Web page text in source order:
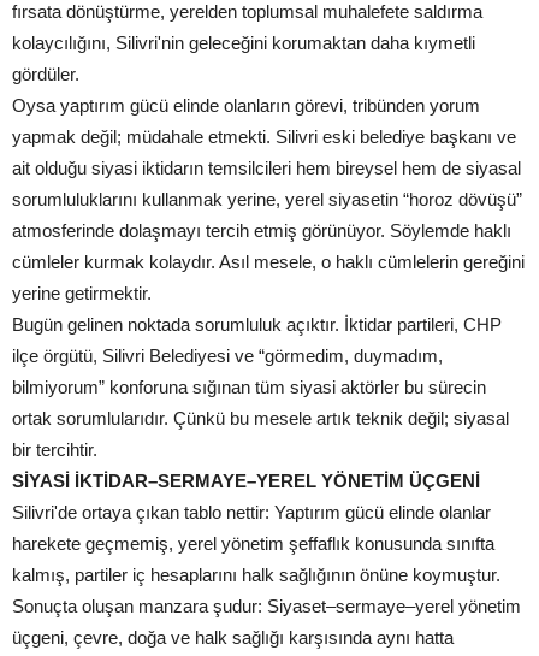
fırsata dönüştürme, yerelden toplumsal muhalefete saldırma
kolaycılığını, Silivri'nin geleceğini korumaktan daha kıymetli
gördüler.
Oysa yaptırım gücü elinde olanların görevi, tribünden yorum
yapmak değil; müdahale etmekti. Silivri eski belediye başkanı ve
ait olduğu siyasi iktidarın temsilcileri hem bireysel hem de siyasal
sorumluluklarını kullanmak yerine, yerel siyasetin “horoz dövüşü”
atmosferinde dolaşmayı tercih etmiş görünüyor. Söylemde haklı
cümleler kurmak kolaydır. Asıl mesele, o haklı cümlelerin gereğini
yerine getirmektir.
Bugün gelinen noktada sorumluluk açıktır. İktidar partileri, CHP
ilçe örgütü, Silivri Belediyesi ve “görmedim, duymadım,
bilmiyorum” konforuna sığınan tüm siyasi aktörler bu sürecin
ortak sorumlularıdır. Çünkü bu mesele artık teknik değil; siyasal
bir tercihtir.
SİYASİ İKTİDAR–SERMAYE–YEREL YÖNETİM ÜÇGENİ
Silivri'de ortaya çıkan tablo nettir: Yaptırım gücü elinde olanlar
harekete geçmemiş, yerel yönetim şeffaflık konusunda sınıfta
kalmış, partiler iç hesaplarını halk sağlığının önüne koymuştur.
Sonuçta oluşan manzara şudur: Siyaset–sermaye–yerel yönetim
üçgeni, çevre, doğa ve halk sağlığı karşısında aynı hatta